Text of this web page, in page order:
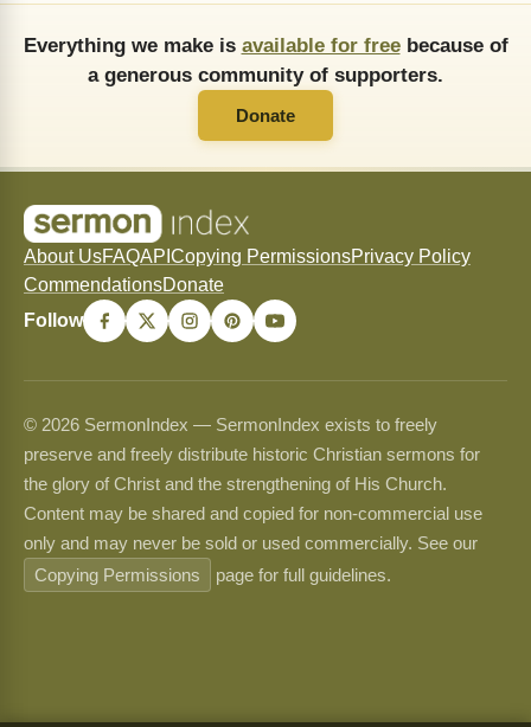
Everything we make is available for freebecause of
a generous community of supporters.
Donate
About UsFAQAPI Copying PermissionsPrivacy Policy
CommendationsDonate
Follow
© 2026 SermonIndex — SermonIndex exists to freely
preserve and freely distribute historic Christian sermons for
the glory of Christ and the strengthening of His Church.
Content may be shared and copied for non-commercial use
only and may never be sold or used commercially. See our
Copying Permissions
page for full guidelines.